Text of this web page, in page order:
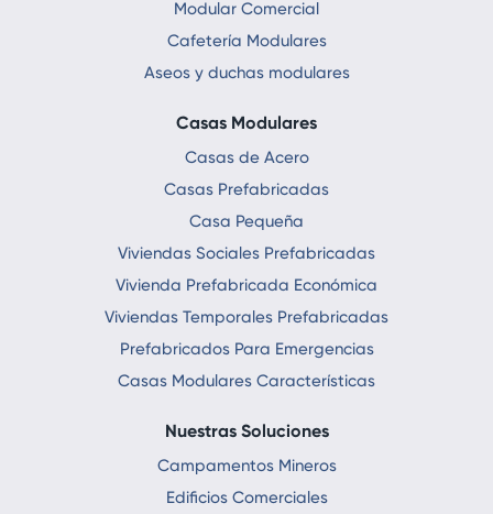
Modular Comercial
Cafetería Modulares
Aseos y duchas modulares
Casas Modulares
Casas de Acero
Casas Prefabricadas
Casa Pequeña
Viviendas Sociales Prefabricadas
Vivienda Prefabricada Económica
Viviendas Temporales Prefabricadas
Prefabricados Para Emergencias
Casas Modulares Características
Nuestras Soluciones
Campamentos Mineros
Edificios Comerciales